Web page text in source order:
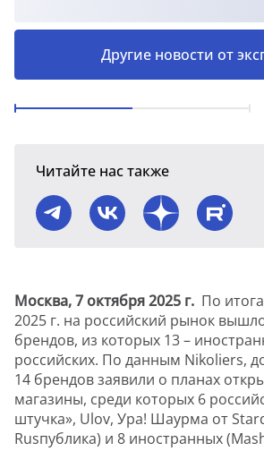
Другие новости от
Читайте нас также
Москва, 7 октября 2025 г. По
2025 г. на российский рынок
брендов, из которых 13 –
российских. По данным Nikoliers,
14 брендов заявили о планах
магазины, среди которых 6
штучка», Ulov, Ура! Шаурма от
Rusпублика) и 8 иностранных